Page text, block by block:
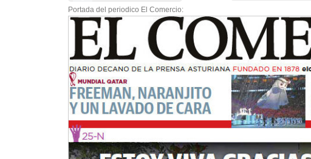
Portada del periodico El Comercio: